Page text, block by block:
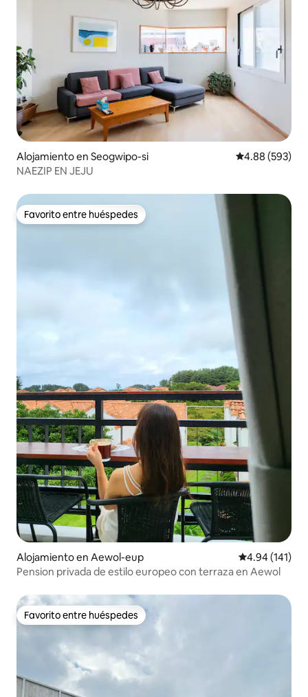
Alojamiento en Seogwipo-si Calificación
4.88 (593)
NAEZIP EN JEJU
Favorito entre huéspedes
Favorito entre huéspedes
Alojamiento en Aewol-eup Calificación
4.94 (141)
Pension privada de estilo europeo con terraza en Aewol
Favorito entre huéspedes
Favorito entre huéspedes